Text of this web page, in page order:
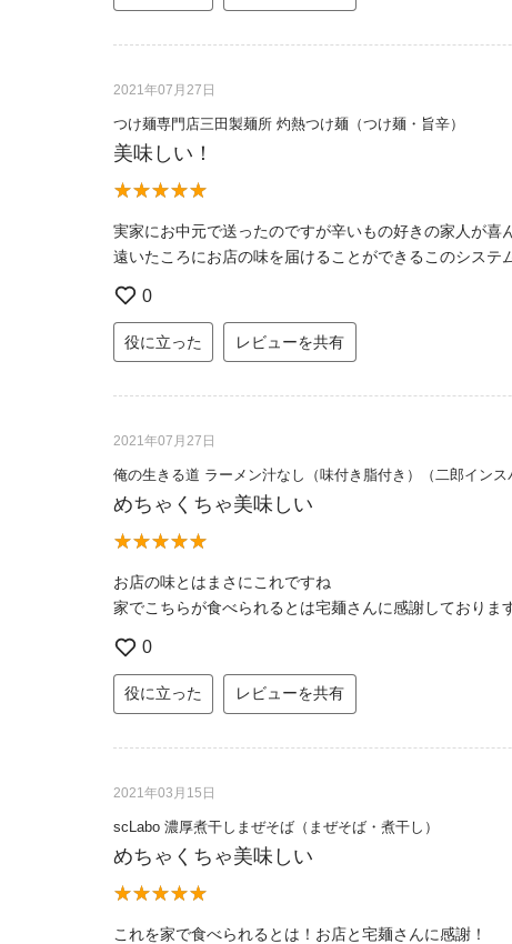
2021年07月27日
つけ麺専門店三田製麺所 灼熱つけ麺（つけ麺・旨辛）
美味しい！
実家にお中元で送ったのですが辛いもの好きの家人が喜
遠いたころにお店の味を届けることができるこのシステ
0
役に立った レビューを共有
2021年07月27日
俺の生きる道 ラーメン汁なし（味付き脂付き）（二郎インス
めちゃくちゃ美味しい
お店の味とはまさにこれですね
家でこちらが食べられるとは宅麺さんに感謝しておりま
0
役に立った レビューを共有
2021年03月15日
scLabo 濃厚煮干しまぜそば（まぜそば・煮干し）
めちゃくちゃ美味しい
これを家で食べられるとは！お店と宅麺さんに感謝！